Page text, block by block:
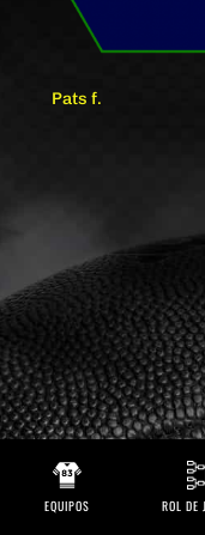
Pats f.
EQUIPOS ROL DE